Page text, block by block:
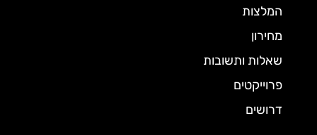
המלצות
מחירון
שאלות ותשובות
פרוייקטים
דרושים